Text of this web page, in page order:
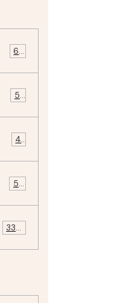
69
57
47
50
334